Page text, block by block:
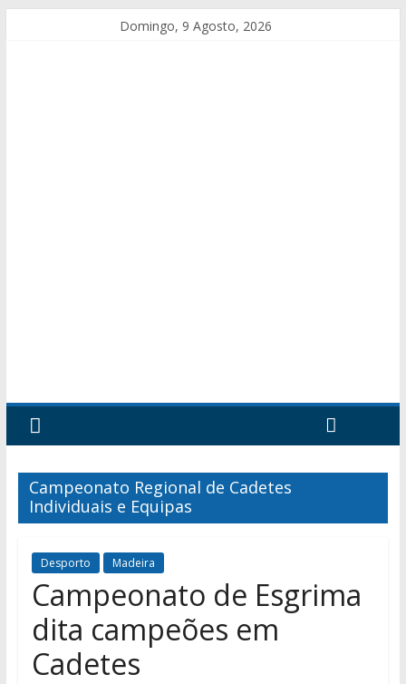
Domingo, 9 Agosto, 2026
Campeonato Regional de Cadetes
Individuais e Equipas
Desporto Madeira
Campeonato de Esgrima
dita campeões em
Cadetes